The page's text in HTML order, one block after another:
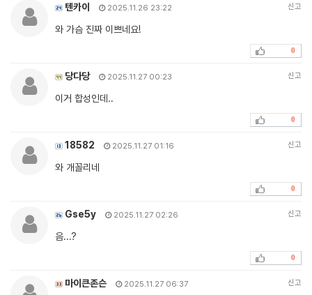
텐카이 2025.11.26 23:22 신고
와 가슴 진짜 이쁘네요!
0
당다당 2025.11.27 00:23 신고
이거 합성인데..
0
18582 2025.11.27 01:16 신고
와 개꼴리네
0
Gse5y 2025.11.27 02:26 신고
음...?
0
마이큰존슨 2025.11.27 06:37 신고